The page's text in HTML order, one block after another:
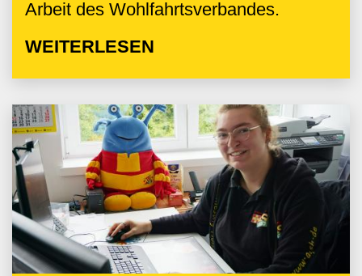
Arbeit des Wohlfahrtsverbandes.
WEITERLESEN